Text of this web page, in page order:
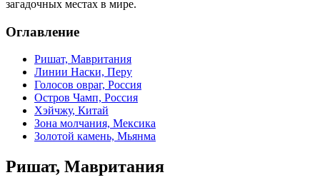
загадочных местах в мире.
Оглавление
Ришат, Мавритания
Линии Наски, Перу
Голосов овраг, Россия
Остров Чамп, Россия
Хэйчжу, Китай
Зона молчания, Мексика
Золотой камень, Мьянма
Ришат, Мавритания